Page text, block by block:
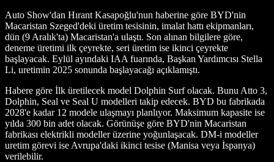
Auto Show'dan Hırant Kasapoğlu'nun haberine göre BYD'nin
Macaristan Szeged'deki üretim tesisinin, imalat hattı ekipmanları,
dün (9 Aralık'ta) Macaristan'a ulaştı. Son alınan bilgilere göre,
deneme üretimi ilk çeyrekte, seri üretim ise ikinci çeyrekte
başlayacak. Eylül ayındaki IAA fuarında, Başkan Yardımcısı Stella
Li, uretimin 2025 sonunda başlayacağı açıklamıştı.
Habere göre İlk üretilecek model Dolphin Surf olacak. Bunu Atto 3,
Dolphin, Seal ve Seal U modelleri takip edecek. BYD bu fabrikada
2028'e kadar 12 modele ulaşmayı planlıyor. Maksimum kapasite ise
yılda 300 bin adet olacak. Görünüşe göre BYD'nin Macaristan
fabrikası elektrikli modeller üzerine yoğunlaşacak. DM-i modeller
uretim görevi ise Avrupa'daki ikinci tesise (Manisa veya İspanya)
verilebilir.